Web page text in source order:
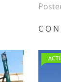
C O